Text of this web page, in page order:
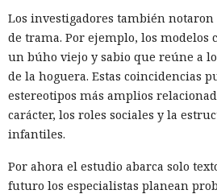
Los investigadores también
de trama. Por ejemplo, los modelos
un búho viejo y sabio que reúne a
de la hoguera. Estas coincidencias
estereotipos más amplios
carácter, los roles sociales y la
infantiles.
Por ahora el estudio abarca solo
futuro los especialistas planean